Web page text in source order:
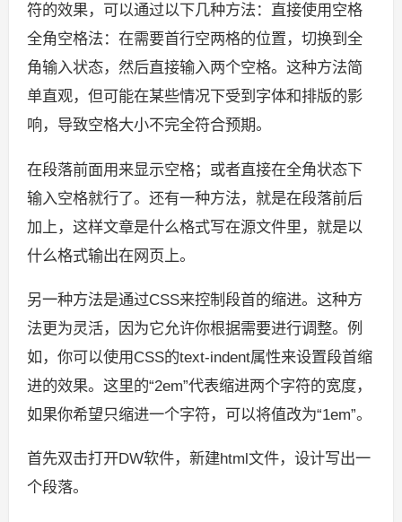
符的效果，可以通过以下几种方法：直接使用空格
全角空格法：在需要首行空两格的位置，切换到全
角输入状态，然后直接输入两个空格。这种方法简
单直观，但可能在某些情况下受到字体和排版的影
响，导致空格大小不完全符合预期。
在段落前面用来显示空格；或者直接在全角状态下
输入空格就行了。还有一种方法，就是在段落前后
加上，这样文章是什么格式写在源文件里，就是以
什么格式输出在网页上。
另一种方法是通过CSS来控制段首的缩进。这种方
法更为灵活，因为它允许你根据需要进行调整。例
如，你可以使用CSS的text-indent属性来设置段首缩
进的效果。这里的“2em”代表缩进两个字符的宽度，
如果你希望只缩进一个字符，可以将值改为“1em”。
首先双击打开DW软件，新建html文件，设计写出一
个段落。